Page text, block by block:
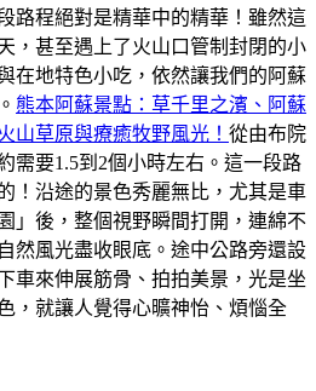
路程絕對是精華中的精華！雖然這
，甚至遇上了火山口管制封閉的小
在地特色小吃，依然讓我們的阿蘇
熊本阿蘇景點：草千里之濱、阿蘇
山草原與療癒牧野風光！ 從由布院
需要1.5到2個小時左右。這一段路
！沿途的景色秀麗無比，尤其是車
」後，整個視野瞬間打開，連綿不
然風光盡收眼底。途中公路旁還設
車來伸展筋骨、拍拍美景，光是坐
，就讓人覺得心曠神怡、煩惱全